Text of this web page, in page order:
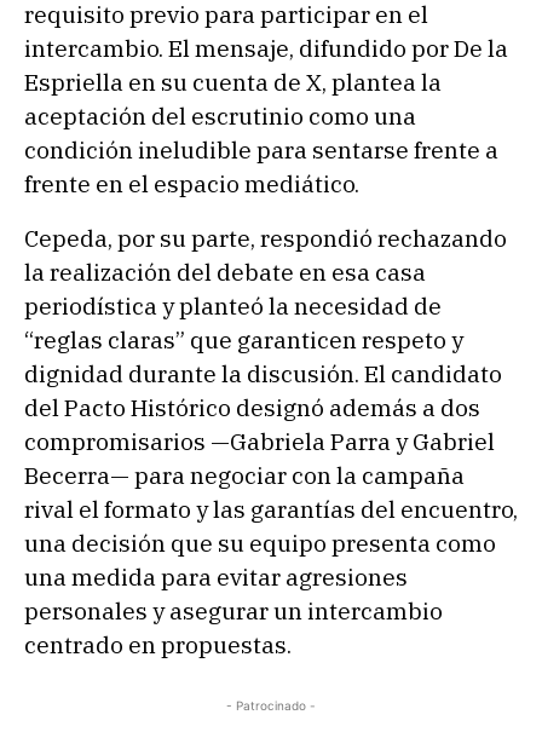
requisito previo para participar en el
intercambio. El mensaje, difundido por De la
Espriella en su cuenta de X, plantea la
aceptación del escrutinio como una
condición ineludible para sentarse frente a
frente en el espacio mediático.
Cepeda, por su parte, respondió rechazando
la realización del debate en esa casa
periodística y planteó la necesidad de
“reglas claras” que garanticen respeto y
dignidad durante la discusión. El candidato
del Pacto Histórico designó además a dos
compromisarios —Gabriela Parra y Gabriel
Becerra— para negociar con la campaña
rival el formato y las garantías del encuentro,
una decisión que su equipo presenta como
una medida para evitar agresiones
personales y asegurar un intercambio
centrado en propuestas.
- Patrocinado -